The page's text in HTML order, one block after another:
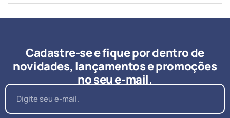
Cadastre-se e fique por dentro de
novidades, lançamentos e promoções
no seu e-mail.